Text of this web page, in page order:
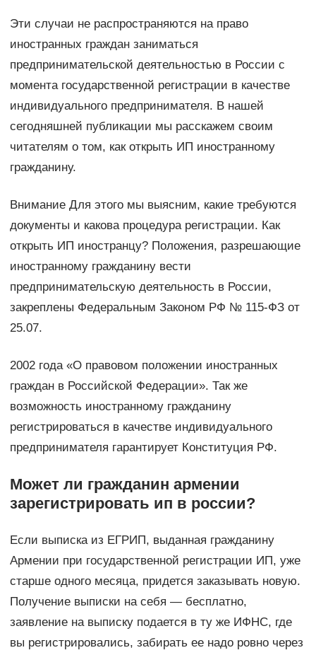
Эти случаи не распространяются на право
иностранных граждан заниматься
предпринимательской деятельностью в России с
момента государственной регистрации в качестве
индивидуального предпринимателя. В нашей
сегодняшней публикации мы расскажем своим
читателям о том, как открыть ИП иностранному
гражданину.
Внимание Для этого мы выясним, какие требуются
документы и какова процедура регистрации. Как
открыть ИП иностранцу? Положения, разрешающие
иностранному гражданину вести
предпринимательскую деятельность в России,
закреплены Федеральным Законом РФ № 115-ФЗ от
25.07.
2002 года «О правовом положении иностранных
граждан в Российской Федерации». Так же
возможность иностранному гражданину
регистрироваться в качестве индивидуального
предпринимателя гарантирует Конституция РФ.
Может ли гражданин армении
зарегистрировать ип в россии?
Если выписка из ЕГРИП, выданная гражданину
Армении при государственной регистрации ИП, уже
старше одного месяца, придется заказывать новую.
Получение выписки на себя — бесплатно,
заявление на выписку подается в ту же ИФНС, где
вы регистрировались, забирать ее надо ровно через